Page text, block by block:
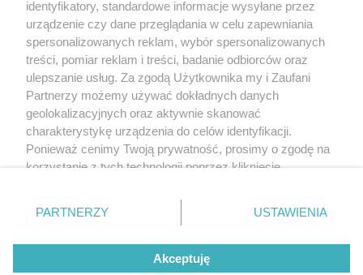
Usługi - ADCRBR (podatki.gov.pl). Beneficjentem rzeczywistym
jest: Agata Benbenek.
Usługi medialne, platformy udostępniania wideo oraz dzienniki lub
czasopisma dostarczane lub wydawane przez podmioty wchodzące
w skład tej samej grupy kapitałowej w rozumieniu art. 4 pkt 14
ustawy z dnia 16 lutego 2007 r. o ochronie konkurencji i
konsumentów (Dz. U. z 2021 r. poz. 275) znajdują się pod tym link
Link
Informujemy, iż Krajowa Rada Radiofonii i Telewizji jest organem
właściwym w sprawach radiofonii i telewizji, zaś nadawca –
Rzeczypospolitej Polskiej.
identyfikatory, standardowe informacje wysyłane przez
urządzenie czy dane przeglądania w celu zapewniania
spersonalizowanych reklam, wybór spersonalizowanych
treści, pomiar reklam i treści, badanie odbiorców oraz
ulepszanie usług. Za zgodą Użytkownika my i Zaufani
Partnerzy możemy używać dokładnych danych
geolokalizacyjnych oraz aktywnie skanować
charakterystykę urządzenia do celów identyfikacji.
Ponieważ cenimy Twoją prywatność, prosimy o zgodę na
korzystanie z tych technologii poprzez kliknięcie
zmienić/wycofać klikając przycisk ustawień prywatności
znajdujący się w lewym dolnym rogu strony
rodzaje przetwarzania danych nie wymagają zgody
użytkownika, ale masz prawo sprzeciwić się takiemu
PARTNERZY USTAWIENIA
Akceptuję